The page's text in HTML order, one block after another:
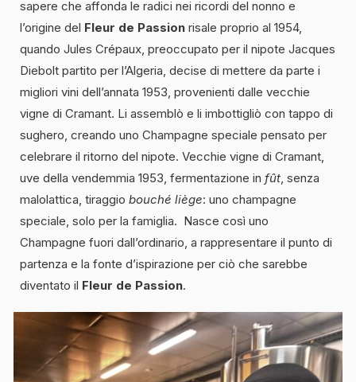
sapere che affonda le radici nei ricordi del nonno e
l’origine del Fleur de Passion risale proprio al 1954,
quando Jules Crépaux, preoccupato per il nipote Jacques
Diebolt partito per l’Algeria, decise di mettere da parte i
migliori vini dell’annata 1953, provenienti dalle vecchie
vigne di Cramant. Li assemblò e li imbottigliò con tappo di
sughero, creando uno Champagne speciale pensato per
celebrare il ritorno del nipote. Vecchie vigne di Cramant,
uve della vendemmia 1953, fermentazione in fût, senza
malolattica, tiraggio bouché liège: uno champagne
speciale, solo per la famiglia. Nasce così uno
Champagne fuori dall’ordinario, a rappresentare il punto di
partenza e la fonte d’ispirazione per ciò che sarebbe
diventato il Fleur de Passion.